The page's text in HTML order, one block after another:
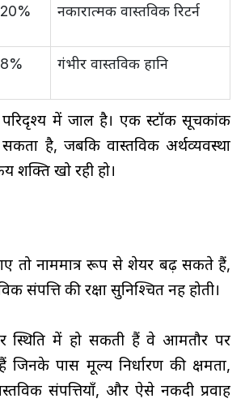
20% नकारात्मक वास्तविक रिटर्न
8% गंभीर वास्तविक हानि
परिदृश्य में जाल है। एक स्टॉक सूचकांक
है, जबकि वास्तविक अर्थव्यवस्था
शक्ति खो रही हो।
तो नाममात्र रूप से शेयर बढ़ सकते हैं,
संपत्ति की रक्षा सुनिश्चित नहीं होती।
स्थिति में हो सकती हैं वे आमतौर पर
जिनके पास मूल्य निर्धारण की क्षमता,
संपत्तियाँ, और ऐसे नकदी प्रवाह